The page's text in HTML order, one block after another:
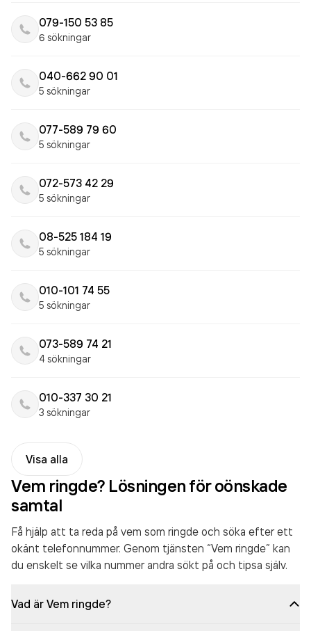
079-150 53 85
6 sökningar
040-662 90 01
5 sökningar
077-589 79 60
5 sökningar
072-573 42 29
5 sökningar
08-525 184 19
5 sökningar
010-101 74 55
5 sökningar
073-589 74 21
4 sökningar
010-337 30 21
3 sökningar
Visa alla
Vem ringde? Lösningen för oönskade
samtal
Få hjälp att ta reda på vem som ringde och söka efter ett
okänt telefonnummer. Genom tjänsten “Vem ringde” kan
du enskelt se vilka nummer andra sökt på och tipsa själv.
Vad är Vem ringde?